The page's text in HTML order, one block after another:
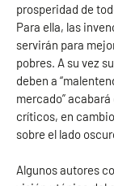
prosperidad de
Para ella, las
servirán para
pobres. A su vez
deben a
mercado”
críticos, en
sobre el lado
Algunos autores